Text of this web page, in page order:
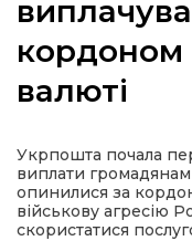
політика
місія
кордоном
валюті
Укрпошта почала
виплати
опинилися за
військову агресію
скористатися